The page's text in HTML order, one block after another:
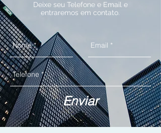
Deixe seu Telefone e Email e
entraremos em contato.
Enviar